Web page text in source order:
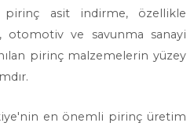
pirinç asit indirme, özellikle
otomotiv ve savunma sanayi
pirinç malzemelerin yüzey
en önemli pirinç üretim